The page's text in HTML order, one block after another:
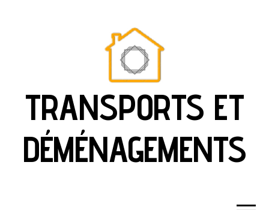
TRANSPORTS ET
DÉMÉNAGEMENTS